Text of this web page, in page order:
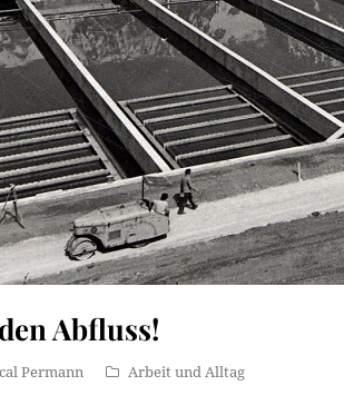
Abfluss!
Permann Arbeit und Alltag